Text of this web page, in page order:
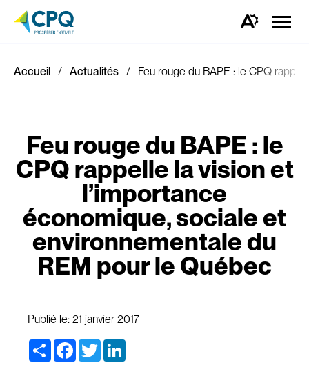
Ouvrez
d'accessibilité.
la
Accueil Actualités Feu rouge du BAPE : le CPQ
Feu rouge du BAPE : le
CPQ rappelle la vision et
l’importance
économique, sociale et
environnementale du
REM pour le Québec
Publié le: 21 janvier 2017
Share Facebook
Twitter